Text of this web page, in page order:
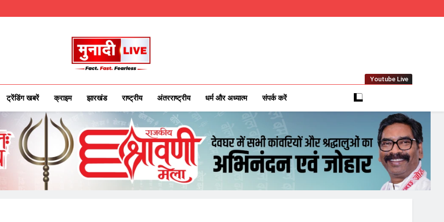
Munadilive.com
Munadi Live – Jharkhand's Leading Local News Network
Youtube Live
ट्रेंडिंग खबरें क्राइम झारखंड राष्ट्रीय अंतरराष्ट्रीय धर्म और अध्यात्म संपर्क करें